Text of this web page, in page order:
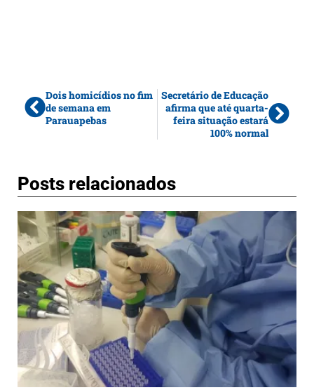
Dois homicídios no fim
de semana em
Parauapebas
Secretário de Educação
afirma que até quarta-
feira situação estará
100% normal
Posts relacionados